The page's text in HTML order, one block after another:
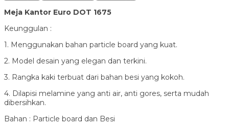
Meja Kantor Euro DOT 1675
Keunggulan :
1. Menggunakan bahan particle board yang kuat.
2. Model desain yang elegan dan terkini.
3. Rangka kaki terbuat dari bahan besi yang kokoh.
4. Dilapisi melamine yang anti air, anti gores, serta mudah
dibersihkan.
Bahan : Particle board dan Besi